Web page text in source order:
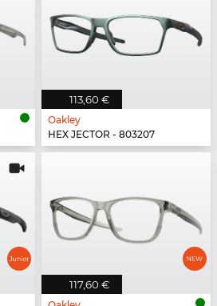
113,60 €
Oakley
HEX JECTOR - 803207
117,60 €